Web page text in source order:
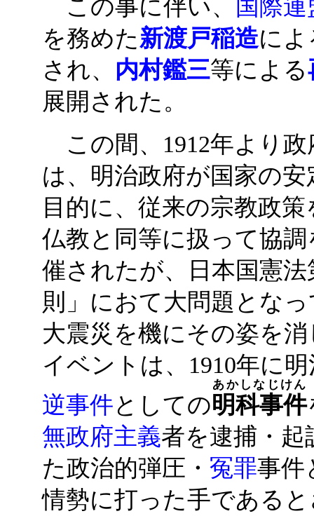
この事に伴い、
国際連
を務めた新渡戸稲造に
され、 内村鑑三等による
展開された。
この間、1912年より政
は、明治政府が国家の
目的に、従来の宗教政
仏教と同等に扱って協
催されたが、日本国憲
則」におて大問題とな
大震災を機にその姿を
イベントは、1910年に
逆事件としての明科事件
あかしなじけん
無政府主義者を逮捕・
た政治的弾圧・ 冤罪事件
情勢に打った手である